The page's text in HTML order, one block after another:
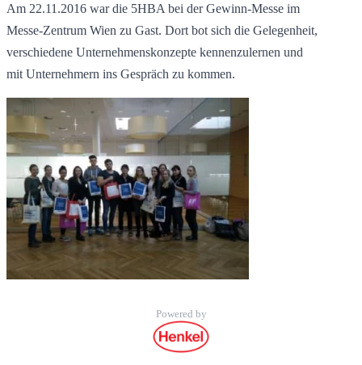
Am 22.11.2016 war die 5HBA bei der Gewinn-Messe im
Messe-Zentrum Wien zu Gast. Dort bot sich die Gelegenheit,
verschiedene Unternehmenskonzepte kennenzulernen und
mit Unternehmern ins Gespräch zu kommen.
Powered by